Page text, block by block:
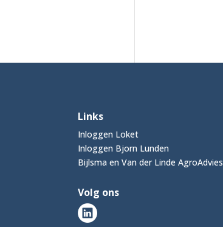
Links
Inloggen Loket
Inloggen Bjorn Lunden
Bijlsma en Van der Linde AgroAdvies
Volg ons